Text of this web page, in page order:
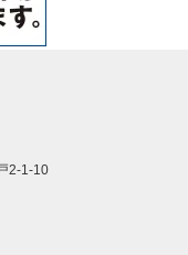
2-1-10